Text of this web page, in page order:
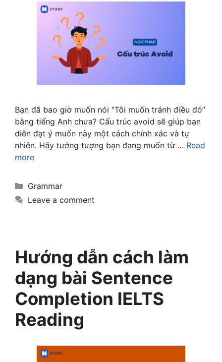
Bạn đã bao giờ muốn nói “Tôi muốn tránh điều đó”
bằng tiếng Anh chưa? Cấu trúc avoid sẽ giúp bạn
diễn đạt ý muốn này một cách chính xác và tự
nhiên. Hãy tưởng tượng bạn đang muốn từ … Read
more
Categories
Grammar
Leave a comment
Hướng dẫn cách làm
dạng bài Sentence
Completion IELTS
Reading